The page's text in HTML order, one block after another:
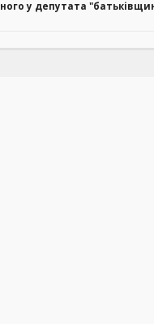
у депутата